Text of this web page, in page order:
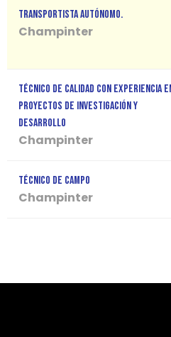
TRANSPORTISTA AUTÓNOMO.
Champinter
TÉCNICO DE CALIDAD CON EXPERIENCIA
PROYECTOS DE INVESTIGACIÓN Y
DESARROLLO
Champinter
TÉCNICO DE CAMPO
Champinter